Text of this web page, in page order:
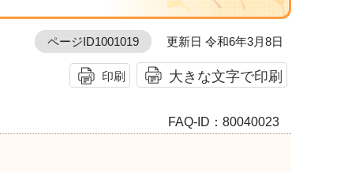
ページID1001019 更新日 令和6年3月8日
印刷 大きな文字で印刷
FAQ-ID：80040023